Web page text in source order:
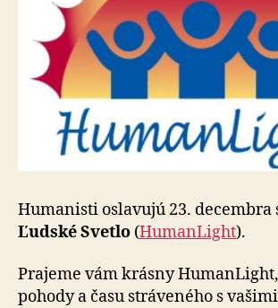
Humanisti oslavujú 23. decembra
Ľudské Svetlo (HumanLight).
Prajeme vám krásny
pohody a času strá­ve­né­ho s